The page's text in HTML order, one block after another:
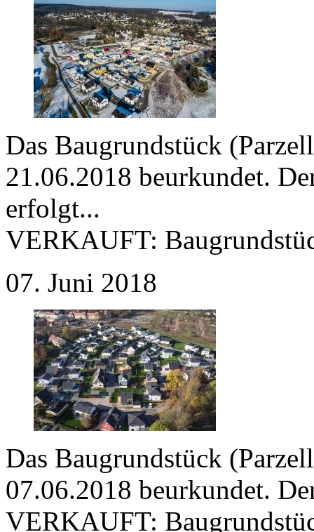
Das Baugrundstück
21.06.2018 beurkundet.
erfolgt...
VERKAUFT:
07. Juni 2018
Das Baugrundstück
07.06.2018 beurkundet.
VERKAUFT: